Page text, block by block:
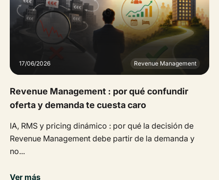
17/06/2026 Revenue Management
Revenue Management : por qué confundir
oferta y demanda te cuesta caro
IA, RMS y pricing dinámico : por qué la decisión de
Revenue Management debe partir de la demanda y
no...
Ver más